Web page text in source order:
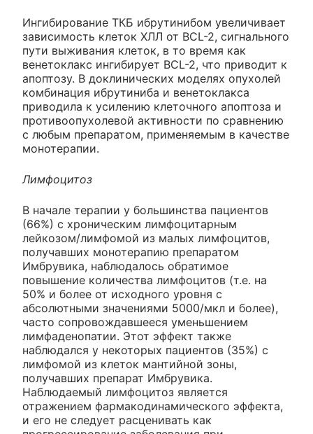
Ингибирование ТКБ ибрутинибом увеличивает
зависимость клеток ХЛЛ от BCL-2, сигнального
пути выживания клеток, в то время как
венетоклакс ингибирует BCL-2, что приводит к
апоптозу. В доклинических моделях опухолей
комбинация ибрутиниба и венетоклакса
приводила к усилению клеточного апоптоза и
противоопухолевой активности по сравнению
с любым препаратом, применяемым в качестве
монотерапии.
Лимфоцитоз
В начале терапии у большинства пациентов
(66%) с хроническим лимфоцитарным
лейкозом/лимфомой из малых лимфоцитов,
получавших монотерапию препаратом
Имбрувика, наблюдалось обратимое
повышение количества лимфоцитов (т.е. на
50% и более от исходного уровня с
абсолютными значениями 5000/мкл и более),
часто сопровождавшееся уменьшением
лимфаденопатии. Этот эффект также
наблюдался у некоторых пациентов (35%) с
лимфомой из клеток мантийной зоны,
получавших препарат Имбрувика.
Наблюдаемый лимфоцитоз является
отражением фармакодинамического эффекта,
и его не следует расценивать как